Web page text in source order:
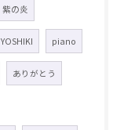
紫の炎
YOSHIKI piano
ありがとう